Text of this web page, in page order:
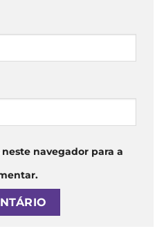
navegador para a